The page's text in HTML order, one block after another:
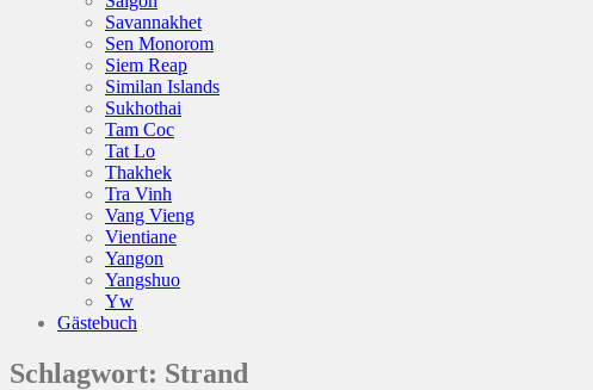
Savannakhet
Sen Monorom
Siem Reap
Similan Islands
Sukhothai
Tam Coc
Tat Lo
Thakhek
Tra Vinh
Vang Vieng
Vientiane
Yangon
Yangshuo
Yw
Gästebuch
Schlagwort: Strand